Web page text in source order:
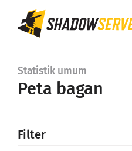
Statistik umum
Peta bagan
Filter